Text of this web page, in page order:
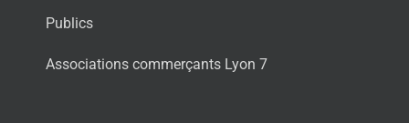
Publics
Associations commerçants Lyon 7